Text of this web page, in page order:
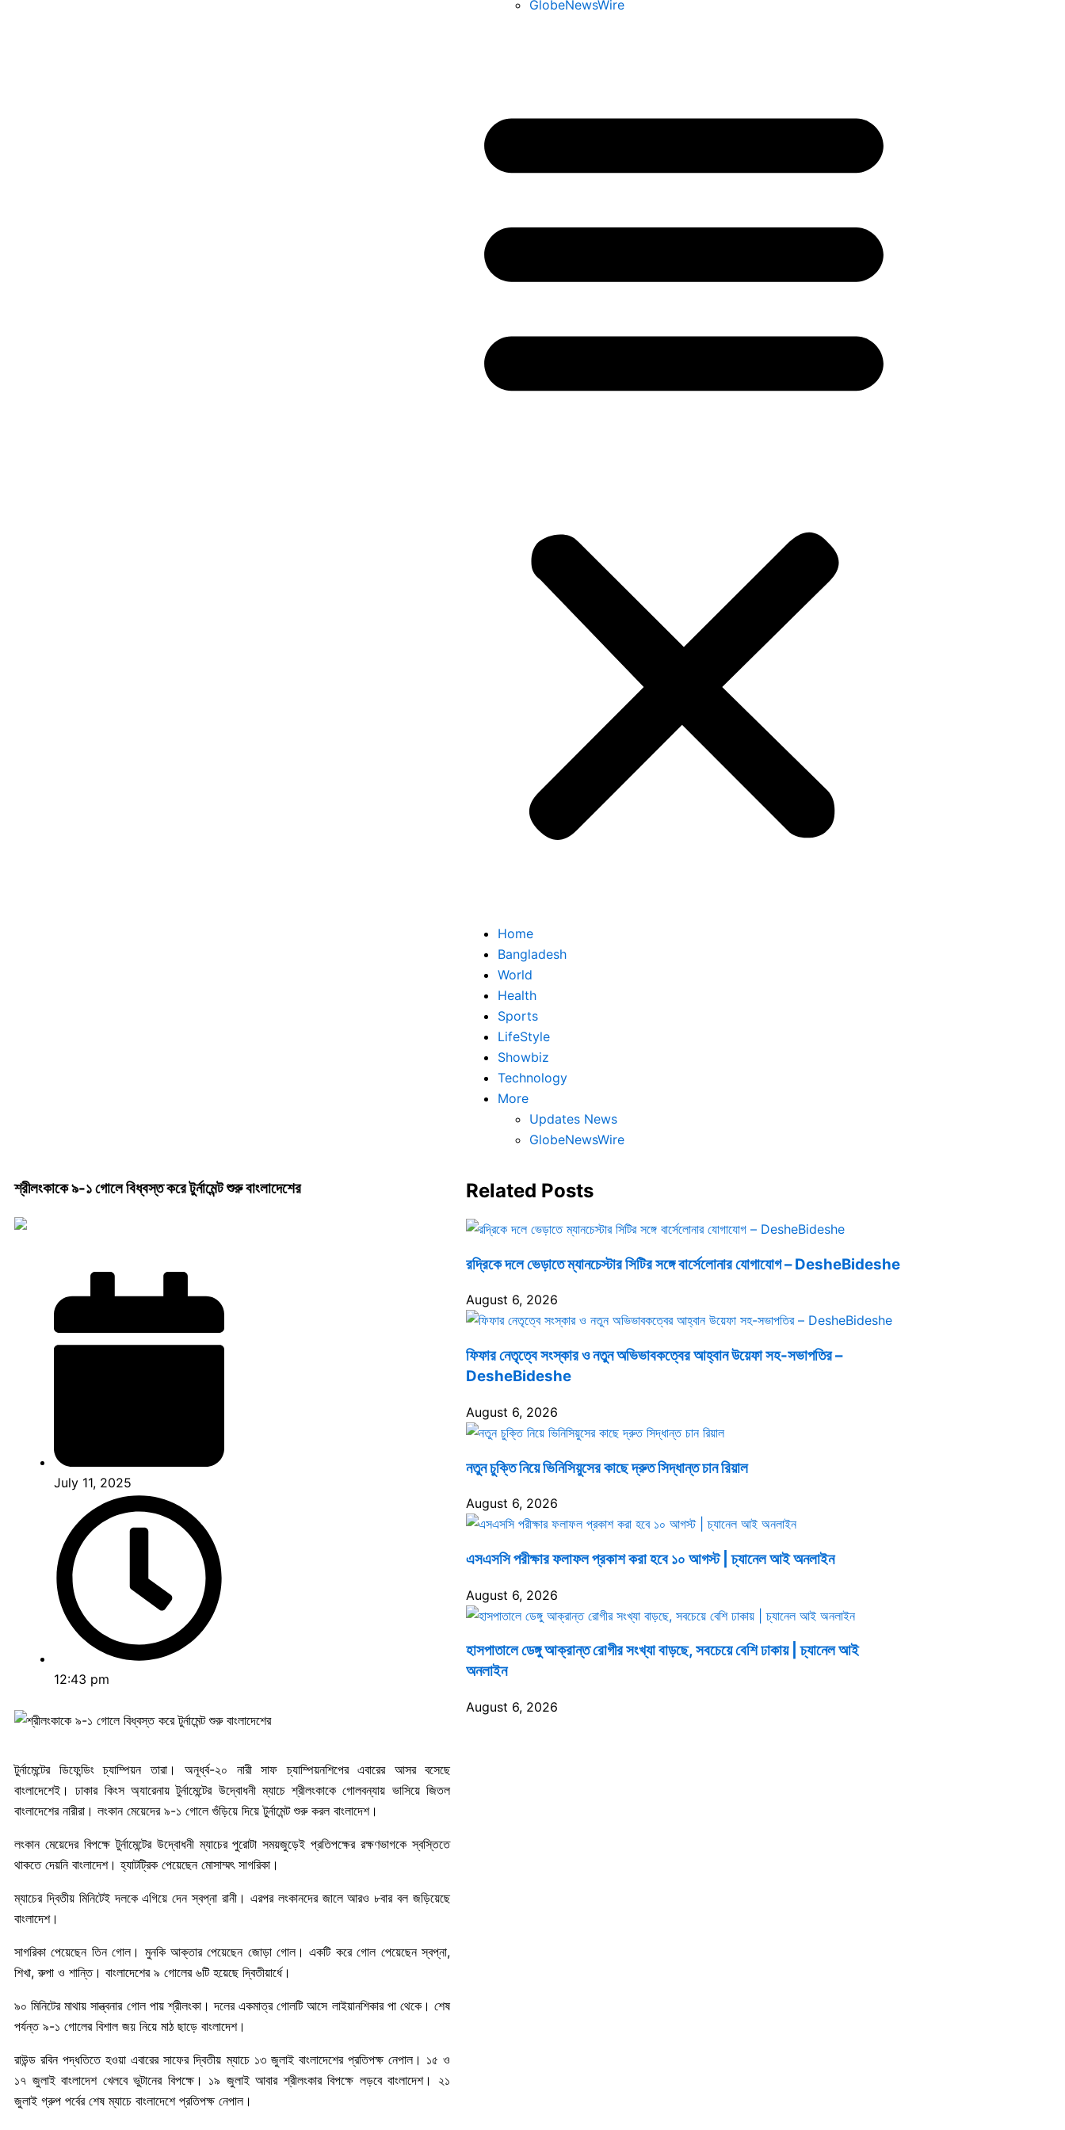
GlobeNewsWire
Home
Bangladesh
World
Health
Sports
LifeStyle
Showbiz
Technology
More
Updates News
GlobeNewsWire
শ্রীলংকাকে ৯-১ গোলে বিধ্বস্ত করে টুর্নামেন্ট শুরু বাংলাদেশের
July 11, 2025
12:43 pm
টুর্নামেন্টের ডিফেন্ডিং চ্যাম্পিয়ন তারা। অনূর্ধ্ব-২০ নারী সাফ চ্যাম্পিয়নশিপের এবারের আসর বসেছে
বাংলাদেশেই। ঢাকার কিংস অ্যারেনায় টুর্নামেন্টের উদ্বোধনী ম্যাচে শ্রীলংকাকে গোলবন্যায় ভাসিয়ে জিতল
বাংলাদেশের নারীরা। লংকান মেয়েদের ৯-১ গোলে গুঁড়িয়ে দিয়ে টুর্নামেন্ট শুরু করল বাংলাদেশ।
লংকান মেয়েদের বিপক্ষে টুর্নামেন্টের উদ্বোধনী ম্যাচের পুরোটা সময়জুড়েই প্রতিপক্ষের রক্ষণভাগকে স্বস্তিতে
থাকতে দেয়নি বাংলাদেশ। হ্যাটট্রিক পেয়েছেন মোসাম্মৎ সাগরিকা।
ম্যাচের দ্বিতীয় মিনিটেই দলকে এগিয়ে দেন স্বপ্না রানী। এরপর লংকানদের জালে আরও ৮বার বল জড়িয়েছে
বাংলাদেশ।
সাগরিকা পেয়েছেন তিন গোল। মুনকি আক্তার পেয়েছেন জোড়া গোল। একটি করে গোল পেয়েছেন স্বপ্না,
শিখা, রুপা ও শান্তি। বাংলাদেশের ৯ গোলের ৬টি হয়েছে দ্বিতীয়ার্ধে।
৯০ মিনিটের মাথায় সান্ত্বনার গোল পায় শ্রীলংকা। দলের একমাত্র গোলটি আসে লাইয়ানশিকার পা থেকে। শেষ
পর্যন্ত ৯-১ গোলের বিশাল জয় নিয়ে মাঠ ছাড়ে বাংলাদেশ।
রাউন্ড রবিন পদ্ধতিতে হওয়া এবারের সাফের দ্বিতীয় ম্যাচে ১৩ জুলাই বাংলাদেশের প্রতিপক্ষ নেপাল। ১৫ ও
১৭ জুলাই বাংলাদেশ খেলবে ভুটানের বিপক্ষে। ১৯ জুলাই আবার শ্রীলংকার বিপক্ষে লড়বে বাংলাদেশ। ২১
জুলাই গ্রুপ পর্বের শেষ ম্যাচে বাংলাদেশে প্রতিপক্ষ নেপাল।
Related Posts
রদ্রিকে দলে ভেড়াতে ম্যানচেস্টার সিটির সঙ্গে বার্সেলোনার যোগাযোগ – DesheBideshe
August 6, 2026
ফিফার নেতৃত্বে সংস্কার ও নতুন অভিভাবকত্বের আহ্বান উয়েফা সহ-সভাপতির –
DesheBideshe
August 6, 2026
নতুন চুক্তি নিয়ে ভিনিসিয়ুসের কাছে দ্রুত সিদ্ধান্ত চান রিয়াল
August 6, 2026
এসএসসি পরীক্ষার ফলাফল প্রকাশ করা হবে ১০ আগস্ট | চ্যানেল আই অনলাইন
August 6, 2026
হাসপাতালে ডেঙ্গু আক্রান্ত রোগীর সংখ্যা বাড়ছে, সবচেয়ে বেশি ঢাকায় | চ্যানেল আই
অনলাইন
August 6, 2026